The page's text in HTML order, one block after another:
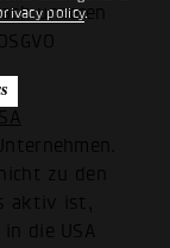
policy.
unseren
zu den
aktiv ist,
die USA